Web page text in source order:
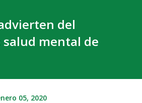
del
mental de
05, 2020